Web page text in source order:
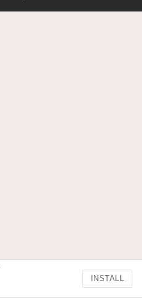
INSTALL